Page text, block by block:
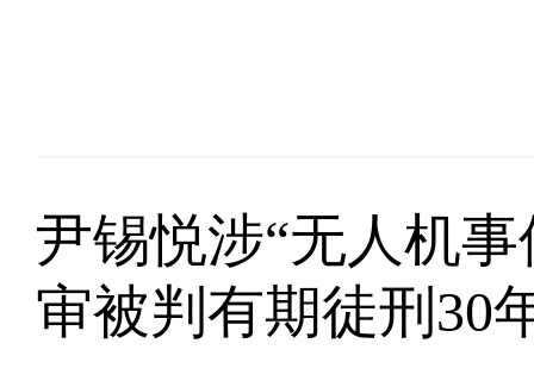
尹锡悦涉“无人机
审被判有期徒刑30